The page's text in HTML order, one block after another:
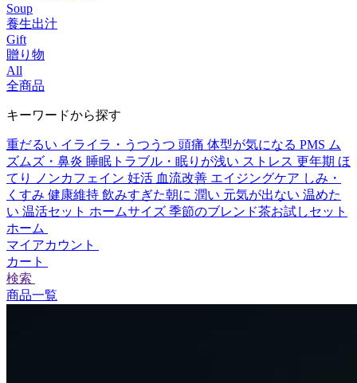
Soup
養生出汁
Gift
贈り物
All
全商品
キーワードから探す
重だるい イライラ・うつうつ 頭痛 体型が気になる PMS ム
ズムズ・鼻炎 睡眠トラブル・眠りが浅い ストレス 更年期 ほ
てり
ノンカフェイン 妊活 血流改善 エイジングケア しみ・
くすみ 健康維持 飲みすぎた朝に 潤い 元気が出ない 温めた
い 温活セット ホームサイズ 季節のブレンド茶お試しセット
ホーム
マイアカウント
カート
検索
商品一覧